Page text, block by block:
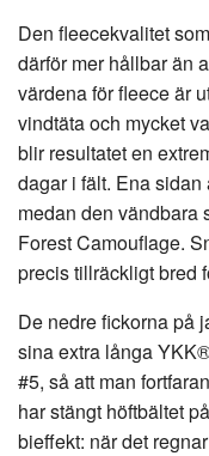
Den fleecekvalitet
därför mer hållbar än
värdena för fleece är
vindtäta och mycket
blir resultatet en
dagar i fält. Ena
medan den vändbara
Forest Camouflage.
precis tillräckligt bred
De nedre fickorna på
sina extra långa
#5, så att man
har stängt höftbältet
bieffekt: när det